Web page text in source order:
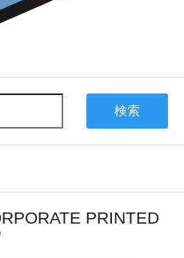
検索
PRINTED